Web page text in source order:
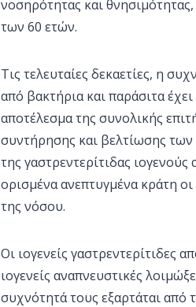
νοσηρότητας και
των 60 ετών.
Τις τελευταίες δεκαετίες, η
από βακτήρια και παράσιτα
αποτέλεσμα της συνολικής
συντήρησης και βελτίωσης
της γαστρεντερίτιδας
ορισμένα ανεπτυγμένα κράτη
της νόσου.
Οι ιογενείς γαστρεντερίτιδες
ιογενείς αναπνευστικές
συχνότητά τους εξαρτάται από